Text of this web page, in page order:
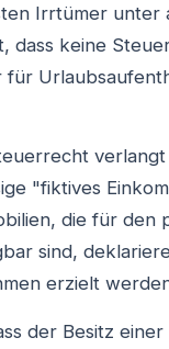
Irrtümer unter
dass keine
für
"fiktives
die für den
sind,
erzielt
der Besitz einer